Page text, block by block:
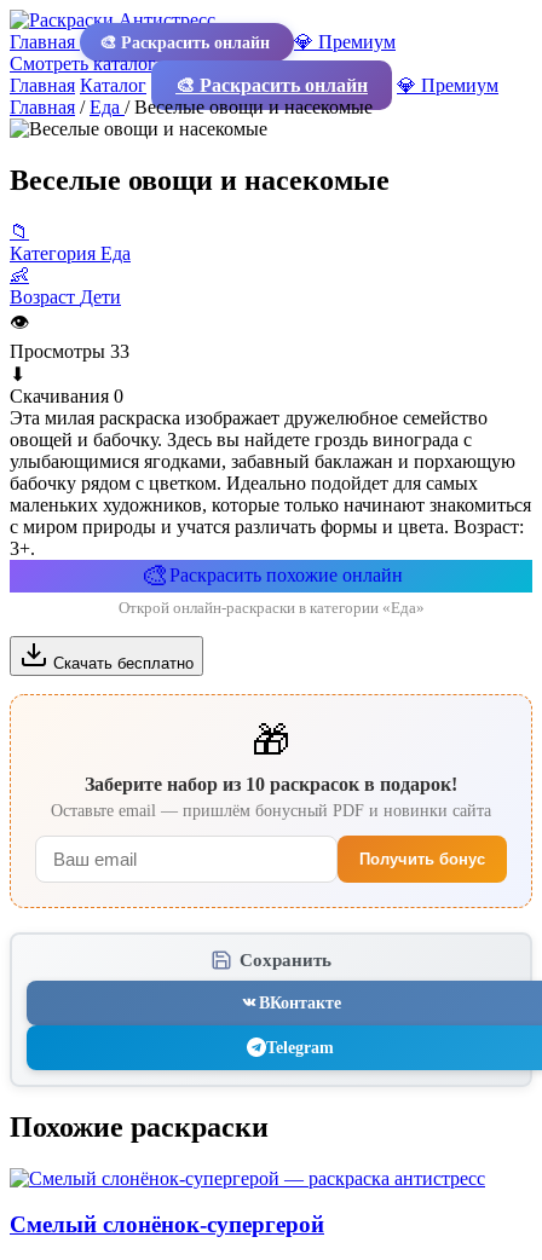
Главная 🎨 Раскрасить онлайн
💎 Премиум
Смотреть каталог
Главная Каталог 🎨 Раскрасить онлайн
💎 Премиум
Главная /Еда /Веселые овощи и насекомые
Веселые овощи и насекомые
📁
Категория Еда
👶
Возраст Дети
👁
Просмотры 33
⬇
Скачивания 0
Эта милая раскраска изображает дружелюбное семейство
овощей и бабочку. Здесь вы найдете гроздь винограда с
улыбающимися ягодками, забавный баклажан и порхающую
бабочку рядом с цветком. Идеально подойдет для самых
маленьких художников, которые только начинают знакомиться
с миром природы и учатся различать формы и цвета. Возраст:
3+.
🎨Раскрасить похожие онлайн
Открой онлайн-раскраски в категории «Еда»
Скачать бесплатно
🎁
Заберите набор из 10 раскрасок в подарок!
Оставьте email — пришлём бонусный PDF и новинки сайта
Получить бонус
Сохранить
ВКонтакте
Telegram
Похожие раскраски
Смелый слонёнок-супергерой